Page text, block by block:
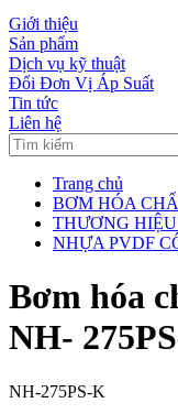
Giới thiệu
Sản phẩm
Dịch vụ kỹ thuật
Đổi Đơn Vị Áp Suất
Tin tức
Liên hệ
Trang chủ
BƠM HÓA
THƯƠNG
NHỰA PVDF
Bơm hóa
NH-
NH-275PS-K